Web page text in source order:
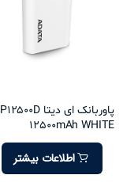
پاوربانک ای دیتا P12500D
12500mAh WHITE
اطلاعات بیشتر